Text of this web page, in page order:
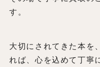
す。
大切にされてきた本を
れば、心を込めて丁寧